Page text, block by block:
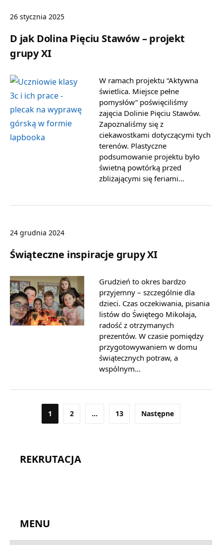
REKRUTACJA
MENU
26 stycznia 2025
D jak Dolina Pięciu Stawów – projekt
grupy XI
W ramach projektu “Aktywna
świetlica. Miejsce pełne
pomysłów” poświęciliśmy
zajęcia Dolinie Pięciu Stawów.
Zapoznaliśmy się z
ciekawostkami dotyczącymi tych
terenów. Plastyczne
podsumowanie projektu było
świetną powtórką przed
zbliżającymi się feriami…
24 grudnia 2024
Świąteczne inspiracje grupy XI
Grudzień to okres bardzo
przyjemny – szczególnie dla
dzieci. Czas oczekiwania, pisania
listów do Świętego Mikołaja,
radość z otrzymanych
prezentów. W czasie pomiędzy
przygotowywaniem w domu
świątecznych potraw, a
wspólnym…
Stronicowanie
1 2 … 13 Następne